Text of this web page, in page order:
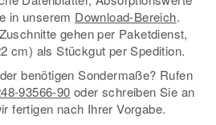
in unserem Download-Bereich.
gehen per Paketdienst,
cm) als Stückgut per Spedition.
benötigen Sondermaße? Rufen
93566-90 oder schreiben Sie an
fertigen nach Ihrer Vorgabe.